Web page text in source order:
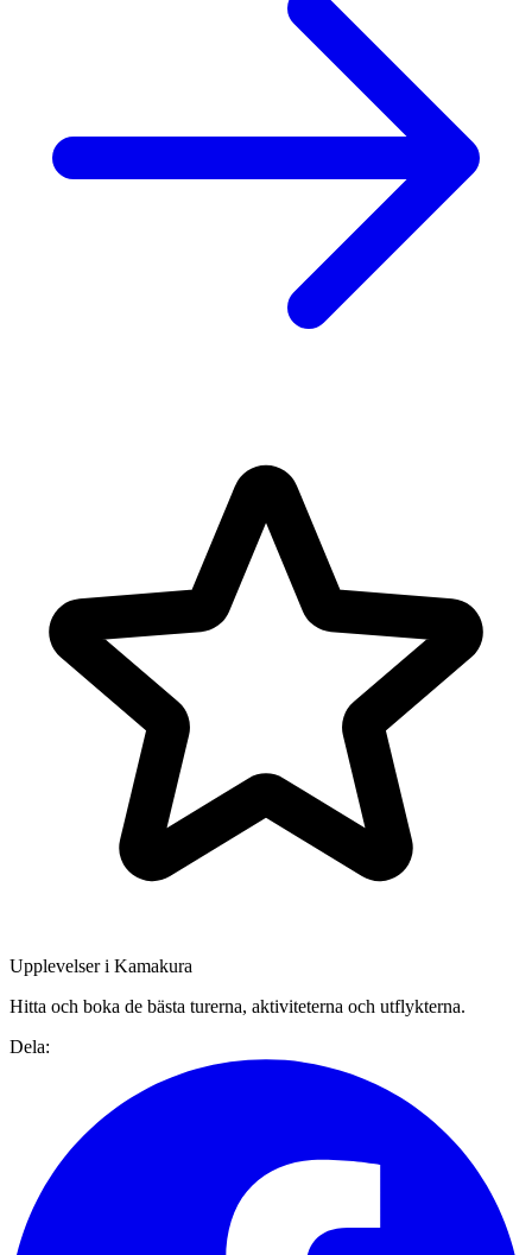
Upplevelser i Kamakura
Hitta och boka de bästa turerna, aktiviteterna och utflykterna.
Dela: